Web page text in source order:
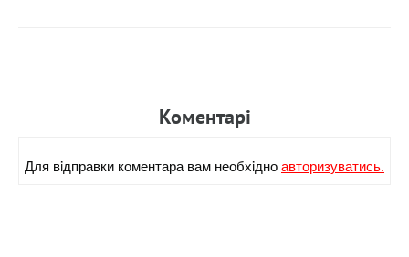
Коментарi
Для вiдправки коментара вам необхiдноавторизуватись.